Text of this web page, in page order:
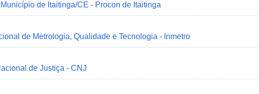
de Itaitinga/CE - Procon de Itaitinga
de Metrologia, Qualidade e Tecnologia - Inmetro
de Justiça - CNJ